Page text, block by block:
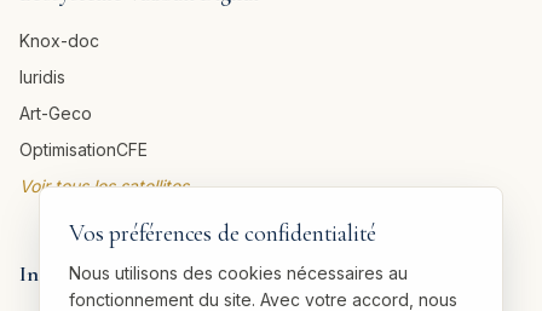
Knox-doc
Iuridis
Art-Geco
OptimisationCFE
Voir tous les satellites →
Informations légales
Vos préférences de confidentialité
Nous utilisons des cookies nécessaires au
fonctionnement du site. Avec votre accord, nous